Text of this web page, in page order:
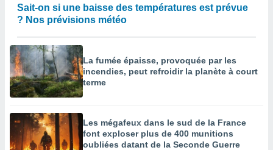
Sait-on si une baisse des températures est prévue
? Nos prévisions météo
La fumée épaisse, provoquée par les
incendies, peut refroidir la planète à court
terme
Les mégafeux dans le sud de la France
font exploser plus de 400 munitions
oubliées datant de la Seconde Guerre